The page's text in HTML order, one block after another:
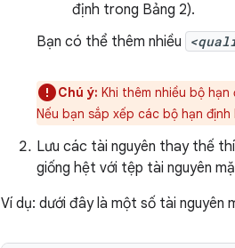
định trong Bảng 2).
Bạn có thể thêm nhiều
Chú ý: Khi thêm nhiều bộ
Nếu bạn sắp xếp các bộ hạn
Lưu các tài nguyên thay thế
giống hệt với tệp tài nguyên
Ví dụ: dưới đây là một số tài nguyên